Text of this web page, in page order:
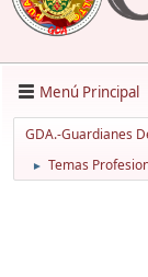
Menú Principal
GDA.-Guardianes
► Temas